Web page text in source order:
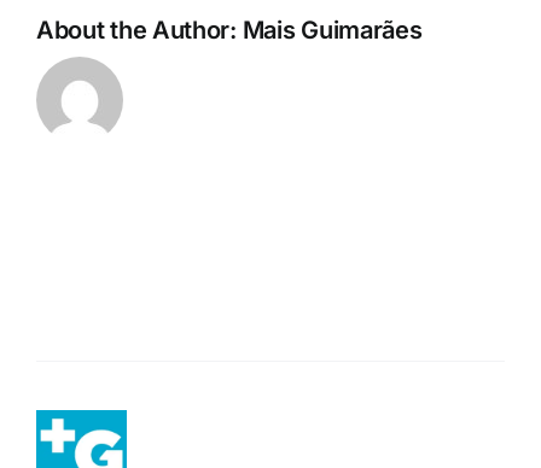
About the Author: Mais Guimarães